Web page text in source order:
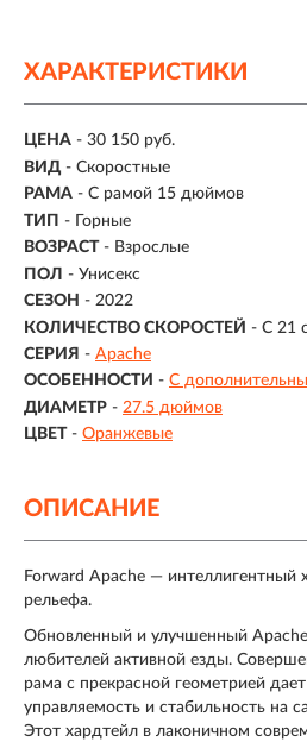
ХАРАКТЕРИСТИКИ
ЦЕНА - 30 150 руб.
ВИД - Скоростные
РАМА - С рамой 15 дюймов
ТИП - Горные
ВОЗРАСТ - Взрослые
ПОЛ - Унисекс
СЕЗОН - 2022
КОЛИЧЕСТВО СКОРОСТЕЙ - С 21
СЕРИЯ - Apache
ОСОБЕННОСТИ - С
ДИАМЕТР - 27.5 дюймов
ЦВЕТ - Оранжевые
ОПИСАНИЕ
Forward Apache — интеллигентный
рельефа.
Обновленный и улучшенный
любителей активной езды.
рама с прекрасной геометрией
управляемость и стабильность на
Этот хардтейл в лаконичном